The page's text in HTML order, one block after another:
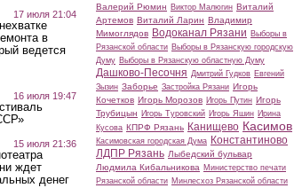
17 июля 21:04
в
ведется
16 июля 19:47
15 июля 21:36
ждет
денег
Валерий Рюмин Виктор Малюгин Виталий
Артемов Виталий Ларин Владимир
Мимоглядов Водоканал Рязани Выборы в
Рязанской области Выборы в Рязанскую городскую
Думу Выборы в Рязанскую областную Думу
Дашково-Песочня Дмитрий Гудков Евгений
Зызин Заборье Застройка Рязани Игорь
Кочетков Игорь Морозов Игорь Путин Игорь
Трубицын Игорь Туровский Игорь Яшин Ирина
Кусова КПРФ Рязань Канищево Касимов
Касимовская городская Дума Константиново
ЛДПР Рязань Лыбедский бульвар
Людмила Кибальникова Министерство печати
Рязанской области Минлесхоз Рязанской области